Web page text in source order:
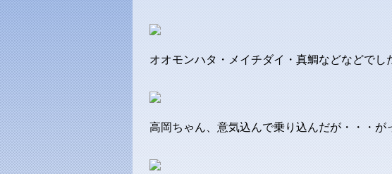
オオモンハタ・メイチダイ・真鯛などなどでし
高岡ちゃん、意気込んで乗り込んだが・・・が